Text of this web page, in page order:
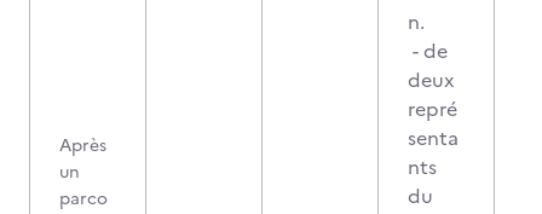
Après
un
parco
n.
- de
deux
repré
senta
nts
du